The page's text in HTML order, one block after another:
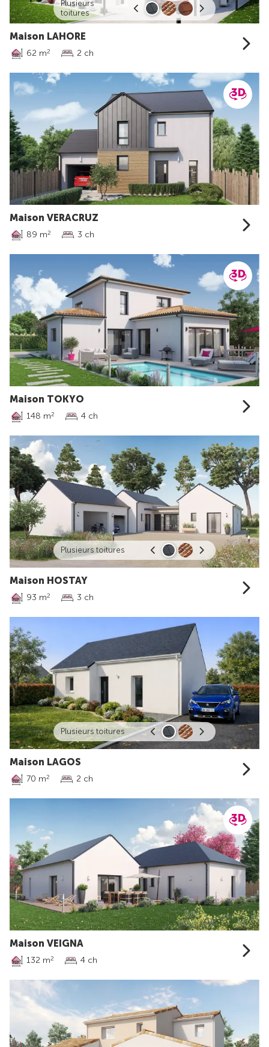
Maison LAHORE
62 m2 2 ch
Plusieurs
toitures
Maison VERACRUZ
89 m2 3 ch
Maison TOKYO
148 m2 4 ch
Maison HOSTAY
93 m2 3 ch
Plusieurs toitures
Maison LAGOS
70 m2 2 ch
Plusieurs toitures
Maison VEIGNA
132 m2 4 ch